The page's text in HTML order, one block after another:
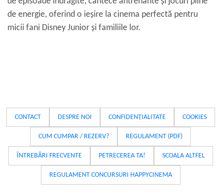
de energie, oferind o ieșire la cinema perfectă pentru
micii fani Disney Junior și familiile lor.
CONTACT DESPRE NOI CONFIDENȚIALITATE COOKIES
CUM CUMPAR / REZERV? REGULAMENT (PDF)
ÎNTREBĂRI FRECVENTE PETRECEREA TA! SCOALA ALTFEL
REGULAMENT CONCURSURI HAPPYCINEMA